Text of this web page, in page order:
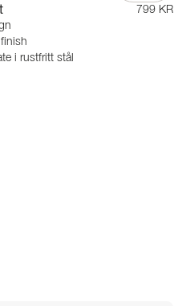
i rustfritt stål
799 KR